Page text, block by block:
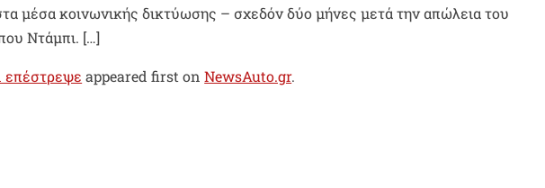
μέσα κοινωνικής δικτύωσης – σχεδόν δύο μήνες μετά την απώλεια του
Ντάμπι. […]
appeared first onNewsAuto.gr.